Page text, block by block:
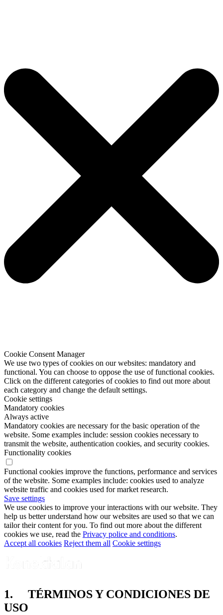
Cookie Consent Manager
We use two types of cookies on our websites: mandatory and
functional. You can choose to oppose the use of functional cookies.
Click on the different categories of cookies to find out more about
each category and change the default settings.
Cookie settings
Mandatory cookies
Always active
Mandatory cookies are necessary for the basic operation of the
website. Some examples include: session cookies necessary to
transmit the website, authentication cookies, and security cookies.
Functionality cookies
Functional cookies improve the functions, performance and services
of the website. Some examples include: cookies used to analyze
website traffic and cookies used for market research.
Save settings
We use cookies to improve your interactions with our website. They
help us better understand how our websites are used so that we can
tailor their content for you. To find out more about the different
cookies we use, read the Privacy police and conditions.
Accept all cookies Reject them all Cookie settings
1. TÉRMINOS Y CONDICIONES DE
USO